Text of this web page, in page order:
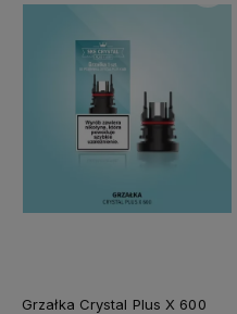
Grzałka Crystal Plus X 600